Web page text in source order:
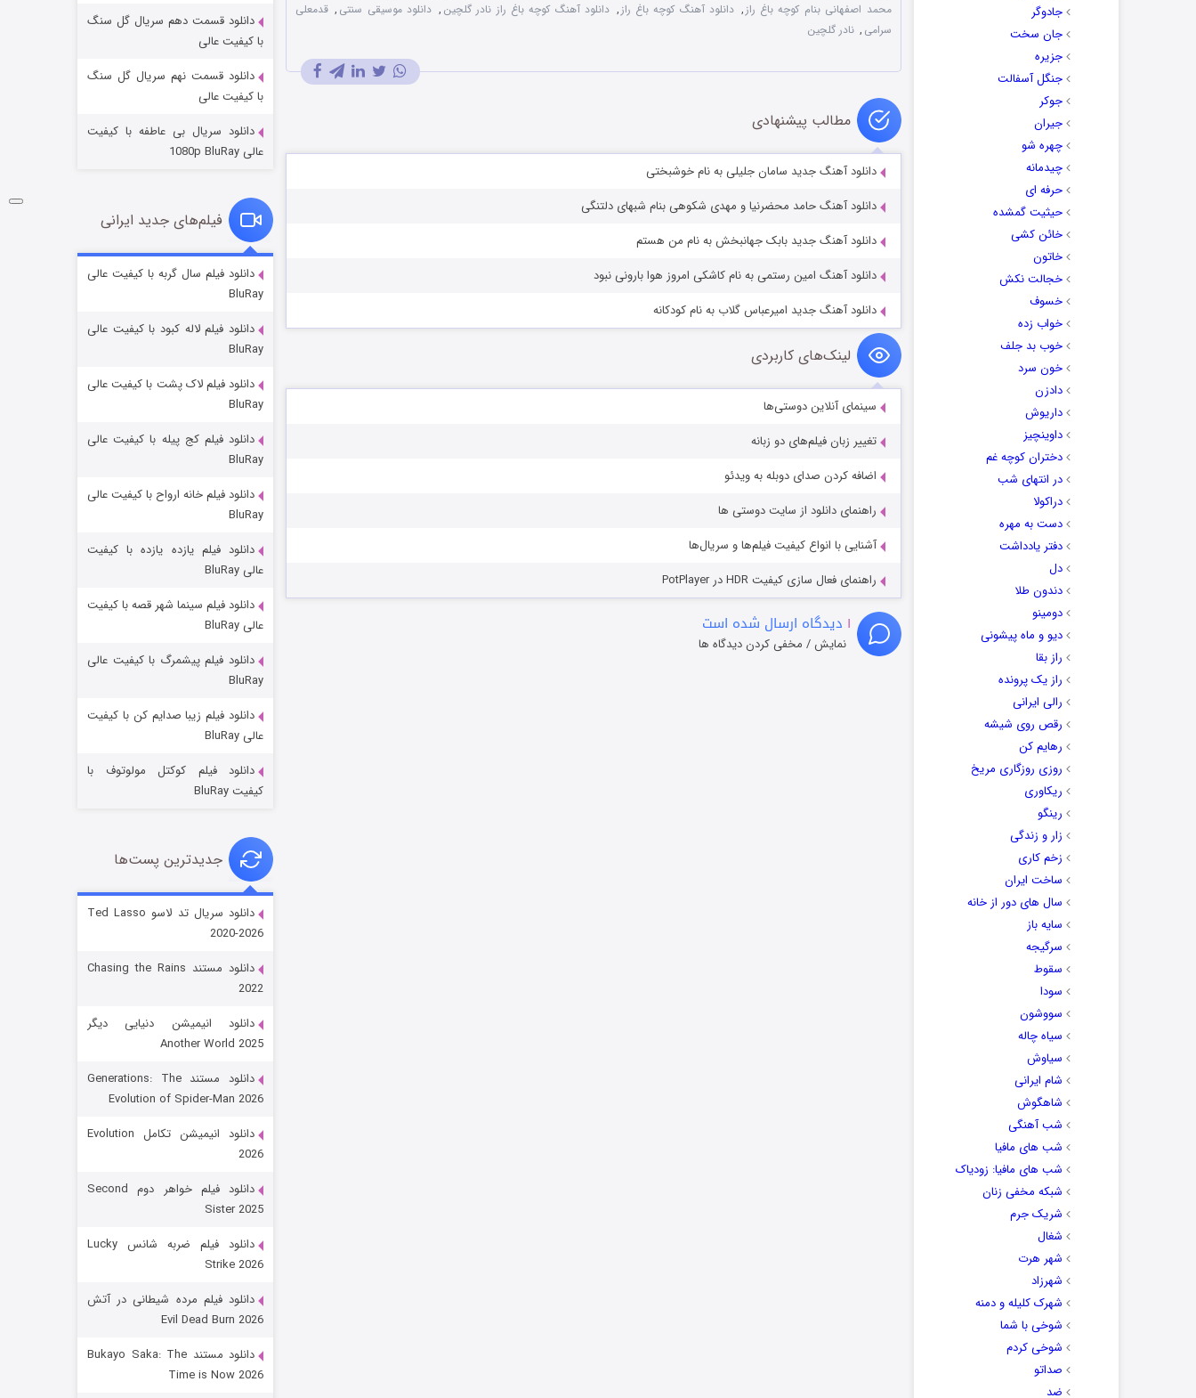
جادوگر
جان سخت
جزیره
جنگل آسفالت
جوکر
جیران
چهره شو
چیدمانه
حرفه ای
حیثیت گمشده
خائن کشی
خاتون
خجالت نکش
خسوف
خواب زده
خوب بد جلف
خون سرد
دادزن
داریوش
داوینچیز
دختران کوچه غم
در انتهای شب
دراکولا
دست به مهره
دفتر یادداشت
دل
دندون طلا
دومینو
دیو و ماه پیشونی
راز بقا
راز یک پرونده
رالی ایرانی
رقص روی شیشه
رهایم کن
روزی روزگاری مریخ
ریکاوری
رینگو
زار و زندگی
زخم کاری
ساخت ایران
سال های دور از خانه
سایه باز
سرگیجه
سقوط
سودا
سووشون
سیاه چاله
سیاوش
شام ایرانی
شاهگوش
شب آهنگی
شب های مافیا
شب های مافیا: زودیاک
شبکه مخفی زنان
شریک جرم
شغال
شهر هرت
شهرزاد
شهرک کلیله و دمنه
شوخی با شما
شوخی کردم
صداتو
ضد
محمد اصفهانی بنام کوچه باغ راز , دانلود آهنگ کوچه باغ راز , دانلود آهنگ کوچه باغ راز نادر گلچین , دانلود موسیقی سنتی , قدمعلی
سرامی , نادر گلچین
مطالب پیشنهادی
دانلود آهنگ جدید سامان جلیلی به نام خوشبختی
دانلود آهنگ حامد محضرنیا و مهدی شکوهی بنام شبهای دلتنگی
دانلود آهنگ جدید بابک جهانبخش به نام من هستم
دانلود آهنگ امین رستمی به نام کاشکی امروز هوا بارونی نبود
دانلود آهنگ جدید امیرعباس گلاب به نام کودکانه
لینک‌های کاربردی
سینمای آنلاین دوستی‌ها
تغییر زبان فیلم‌های دو زبانه
اضافه کردن صدای دوبله به ویدئو
راهنمای دانلود از سایت دوستی ها
آشنایی با انواع کیفیت فیلم‌ها و سریال‌ها
راهنمای فعال سازی کیفیت HDR در PotPlayer
۱ دیدگاه ارسال شده است
نمایش / مخفی کردن دیدگاه ها
شکست استوارت در نجات جهان
قسمت ۷ (زیرنویس) منتشر شد
شوگر فصل ۲
قسمت
خاندان اژدها فصل ۳
جادوگری در مغولستان
قسمت
رویایی برای تو
قسمت
دانلود قسمت دهم سریال گل سنگ
با کیفیت عالی
دانلود قسمت نهم سریال گل سنگ
با کیفیت عالی
دانلود سریال بی عاطفه با کیفیت
عالی 1080p BluRay
فیلم‌های جدید ایرانی
دانلود فیلم سال گربه با کیفیت عالی
BluRay
دانلود فیلم لاله کبود با کیفیت عالی
BluRay
دانلود فیلم لاک پشت با کیفیت عالی
BluRay
دانلود فیلم کج‌ پیله با کیفیت عالی
BluRay
دانلود فیلم خانه ارواح با کیفیت عالی
BluRay
دانلود فیلم یازده یازده با کیفیت
عالی BluRay
دانلود فیلم سینما شهر قصه با کیفیت
عالی BluRay
دانلود فیلم پیشمرگ با کیفیت عالی
BluRay
دانلود فیلم زیبا صدایم کن با کیفیت
عالی BluRay
دانلود فیلم کوکتل مولوتوف با
کیفیت BluRay
جدیدترین پست‌ها
دانلود سریال تد لاسو Ted Lasso
2020-2026
دانلود مستند Chasing the Rains
2022
دانلود انیمیشن دنیایی دیگر
Another World 2025
دانلود مستند Generations: The
Evolution of Spider-Man 2026
دانلود انیمیشن تکامل Evolution
2026
دانلود فیلم خواهر دوم Second
Sister 2025
دانلود فیلم ضربه شانس Lucky
Strike 2026
دانلود فیلم مرده شیطانی در آتش
Evil Dead Burn 2026
دانلود مستند Bukayo Saka: The
Time is Now 2026